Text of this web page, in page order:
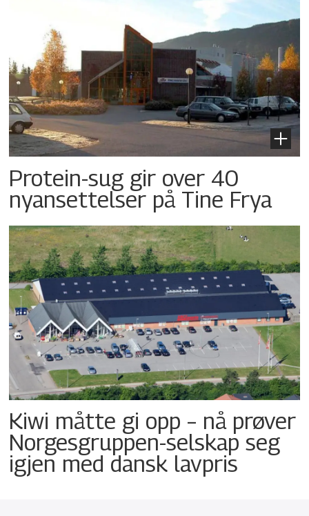
Protein-sug gir over 40
nyansettelser på Tine Frya
Kiwi måtte gi opp – nå prøver
Norgesgruppen-selskap seg
igjen med dansk lavpris